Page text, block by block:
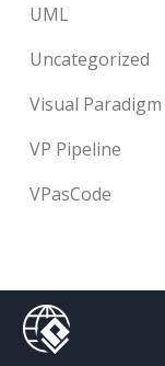
UML
Uncategorized
Visual Paradigm
VP Pipeline
VPasCode